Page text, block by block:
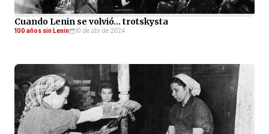
Cuando Lenin se volvió… trotskysta
100 años sin Lenin 10 de abr de 2024